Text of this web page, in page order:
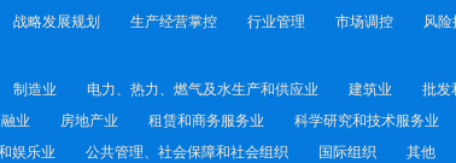
战略发展规划 生产经营掌控 行业管理 市场调控 风险
制造业 电力、热力、燃气及水生产和供应业 建筑业 批发
业 房地产业 租赁和商务服务业 科学研究和技术服务业
娱乐业 公共管理、社会保障和社会组织 国际组织 其他